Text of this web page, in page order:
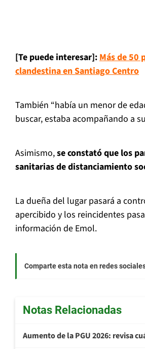
[Te puede interesar]:Más de 50
clandestina en Santiago Centro
También “había un menor de
buscar, estaba acompañando a
Asimismo,se constató que los
sanitarias de distanciamiento
La dueña del lugar pasará a
apercibido y los reincidentes
información de Emol.
Comparte esta nota en redes
Notas Relacionadas
Aumento de la PGU 2026: revisa